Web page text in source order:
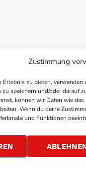
Zustimmung
Erlebnis zu bieten,
speichern und/oder darauf
können wir Daten wie
Wenn du deine
und Funktionen